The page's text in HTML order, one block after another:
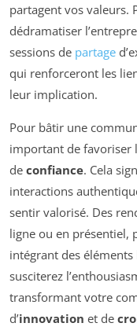
partagent vos valeurs.
dédramatiser
sessions de partage
qui renforceront les
leur implication.
Pour bâtir une
important de favoriser
de confiance. Cela
interactions
sentir valorisé. Des
ligne ou en présentiel,
intégrant des
susciterez
transformant votre
d’innovation et de